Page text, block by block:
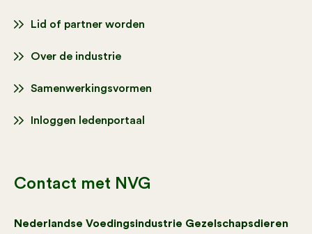
Lid of partner worden
Over de industrie
Samenwerkingsvormen
Inloggen ledenportaal
Contact met NVG
Nederlandse Voedingsindustrie Gezelschapsdieren